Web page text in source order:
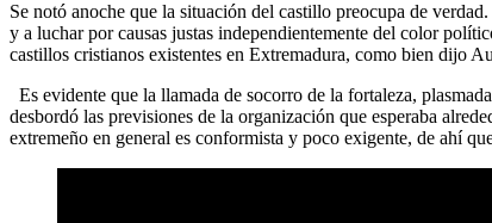
Se notó anoche que la situación del castillo preocupa de
y a luchar por causas justas independientemente del color
castillos cristianos existentes en Extremadura, como bien dijo
Es evidente que la llamada de socorro de la fortaleza,
desbordó las previsiones de la organización que esperaba
extremeño en general es conformista y poco exigente, de ahí